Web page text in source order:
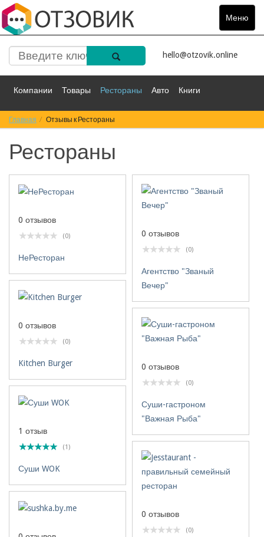
Меню
Toggle
hello@otzovik.online
Компании Товары Рестораны Авто Книги
Спорт Фильмы Деньги
Красота Здоровье Остальное
Главная Отзывы к Рестораны
Рестораны
0 отзывов
(0)
НеРесторан
0 отзывов
(0)
Агентство "Званый
Вечер"
0 отзывов
(0)
Kitchen Burger 0 отзывов
(0)
Суши-гастроном
"Важная Рыба"
1 отзыв
(1)
Суши WOK
0 отзывов
(0)